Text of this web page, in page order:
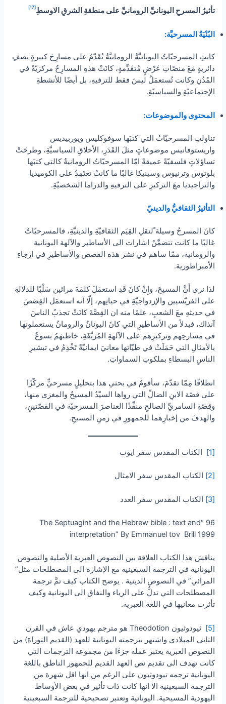
تأثيرُ المسرحِ اليونانيِّ الرومانيِّ على منطقةِ الشرقِ الاوسطِ[17]
البُنْيَةُ المسرحيَّة:
كانتِ المسرحيّاتُ اليونانيَّةُ الرومانيَّةُ تُقَدّمُ على مسارِحَ كبيرةٍ نصفِ
دائريةٍ مَعَ منصّاتِ عَرْضٍ مُتقَدِّمةٍ، كانَتْ هذهِ المسارِحُ مركزيّةً في
المُدُنِ وكانت تُستعمَلُ ليسَ فقط للترفيهِ، بل أيضًا للأنشطةِ
الإجتماعيّةِ والسياسيّةِ.
المحتوى والموضوعات:
تناولتِ المسرحيّاتُ التي كتبَها سوفوكليس ويوربيديس
واريستوفانيس موضوعاتٍ مثلَ القَدَرِ، الأخلاقِ السياسيَّةِ، وطرحَتْ
تساؤلاتٍ فلسفيّةً عميقةً امّا المسرحيّاتُ الرومانيةُ كالتي كتبَها
بلوتوس وترنيوس وسينيكا غالبًا ما كانتْ تعتَمِدُ على الكوميديا
والتراجيديا معَ التركيزِ على الترفيهِ والدراما الشخصيّةِ.
التأثيرُ الثقافيُّ والدينيّ
كانَ المسرحُ وسيلة ًلنقلِ القِيَم الثقافيّةِ والدينيَّةِ، فالمسرحيّاتُ
غالبًا ما كانت تتضمَّنُ اشارات الى الأساطير والآلهة اليونانية
والرومانية، ممّا ساهم في نشر هذه القصص والأساطيرِ في ارجاءِ
الأمبراطورية.
لذا نرى أَنَّ المسيحَ، وإِنْ كانَ قَدِ استعمَلَ كلمَةَ مرائين سَلْبًا للدلالةِ
على الفريّسيين والإزدواجيّةِ في حياتِهم، إلّا أنه استعمَل القِصَصَ
في حديثهِ معَ الشعبِ، علمًا منه ان القِصَّةَ كانَتْ تجذبُ الناسَ
آنذاك، فبدلاً من الأساطيرِ التي كانَ اليونانُ والرومانُ يستعملونها
في مسارحِهم وتركيزِهم على الآلهةِ المُزيَّفَةِ، خاطبهَمُ يسوعُ
بالأمثالِ التي حَمَلَتْ في طيّاتها معانيَ ايمانيّةً تَخْدِمُ في تبشيرِ
الناسِ البسطاءِ بملكوتِ السماواتِ.
انطلاقًا مِمّا تقدّمَ، سأقومُ في بحثي هذا بتحليلٍ مسرحيٍّ مركّزًا
على قصّة الابنِ الضالِّ التي رواها السيّدُ المسيحُ والمغزى منها،
وقِصّةِ السامريِّ الصالحِ منفِّذًا العناصرَ المسرحيّة في القصّتينِ،
والهدفَ من إخبارِهما للجمهورِ في زمنِ المسيحِ.
[1] الكتاب المقدس سفر ايوب
[2] الكتاب المقدس سفر الامثال
[3] الكتاب المقدس سفر العدد
96 “The Septuagint and the Hebrew bible : text and
interpretation” By Emmanuel tov Brill 1999
يناقش هذا الكتاب العلاقة بين النصوص العبرية الأصلية والنصوص
اليونانية في الترجمة السبعينية مع الإشارة الى المصطلحات مثل”
المرائي” في النصوص الدينية . يوضح الكتاب كيف تمَّ ترجمة
المصطلحات التي تدلُّ على الرياء والنفاق الى اليونانية وكيف
تأثرت معانيها في اللغة العبرية.
[5]
ثيودوثيون Theodotion هو مترجم يهودي عاش في القرن
الثاني الميلادي واشتهر بترجمته اليونانية للعهد (القديم التوراة) من
النصوص العبرية يعتبر عمله جزءًا من مجموعة الترجمات التي
كانت تهدف الى تقديم نص العهد القديم للجمهور الناطق باللغة
اليونانية ترجمه تيودوثيون على الرغم من انها اقل شهرة من
الترجمة السبعينية الا انها كانت ذات تأثير في بعض الأوساط
اليهودية المسيحية. اليونانية وتعتبر تصحيحية للترجمة السبعينية